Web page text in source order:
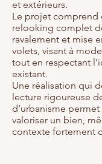
et extérieurs.
Le projet comprend
relooking complet
ravalement et mise
volets, visant à
tout en respectant
existant.
Une réalisation qui
lecture rigoureuse
d’urbanisme
valoriser un bien,
contexte fortement